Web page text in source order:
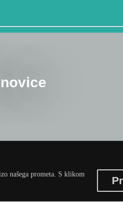
našega prometa. S klikom